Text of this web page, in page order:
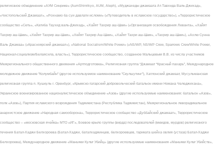
религиозное объединение «АУМ Синрике» (AumShinrikyo, AUM, Aleph), «Муджахеды джамаата Ат-Тавхида Валь-Джихад»,
«Чистопольский Джамаат», «Рохнамо ба суи давлати исломи» («Путеводитель в исламское государство»), «Террористическое
сообщество «Сеть», «Катиба Таухид валь-Джихад», «Хайят Тахрир аш-Шам» («Организация освобождения Леванта», «Хайят
Тахрир аш-Шам», «Хейят Тахрир аш-Шам», «Хейят Тахрир Аш-Шам», «Хайят Тахри аш-Шам», «Тахрир аш-Шам»), «Ахлю Сунна
Валь Джамаа» («Красноярский джамаат»), «National Socialism/White Power» («NS/WP, NS/WP Crew, Sparrows Crew/White Power,
Национал-социализм/Белаясила, власть»), Террористическое сообщество, созданное Мальцевым В.В. из числа участников
Межрегионального общественного движения «Артподготовка», Религиозная группа “Джамаат “Красный пахарь”, Международное
молодежное движение "Колумбайн" (другое используемое наименование "Скулшутинг"), Хатлонский джамаат, Мусульманская
религиозная группа п. Кушкуль г. Оренбург, «Крымско-татарский добровольческий батальон имени Номана Челеджихана»,
Украинское военизированное националистическое объединение «Азов» (другие используемые наименования: батальон «Азов»,
полк «Азов»), Партия исламского возрождения Таджикистана (Республика Таджикистан), Межрегиональное леворадикальное
анархистское движение «Народная самооборона», Террористическое сообщество «Дуббайский джамаат», Террористическое
сообщество – «московская ячейка» МТО «ИГ», Боевое крыло группы (вирда) последователей (мюидов, мурдов) религиозного
течения Батал-Хаджи Белхороева (Батал-Хаджи, баталхаджинцев, белхороевцев, тариката шейха овлия (устаза) Батал-Хаджи
Белхороева), Международное движение «Маньяки Культ Убийц» (другие используемые наименования «Маньяки Культ Убийств»,